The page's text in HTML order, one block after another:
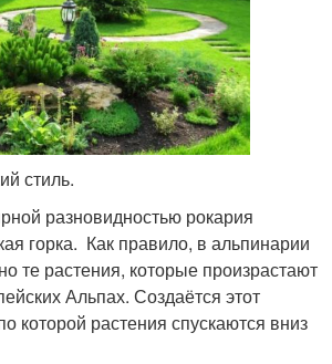
стиль.
разновидностью рокария
горка. Как правило, в альпинарии
те растения, которые произрастают
Альпах. Создаётся этот
которой растения спускаются вниз